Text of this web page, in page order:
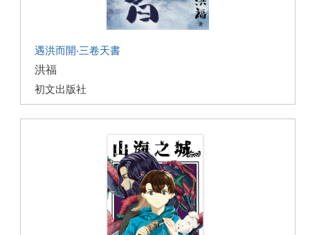
遇洪而開‧三卷天書
洪福
初文出版社